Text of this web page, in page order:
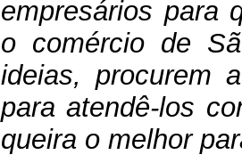
empresários para
o comércio de
ideias, procurem
para atendê-los
queira o melhor